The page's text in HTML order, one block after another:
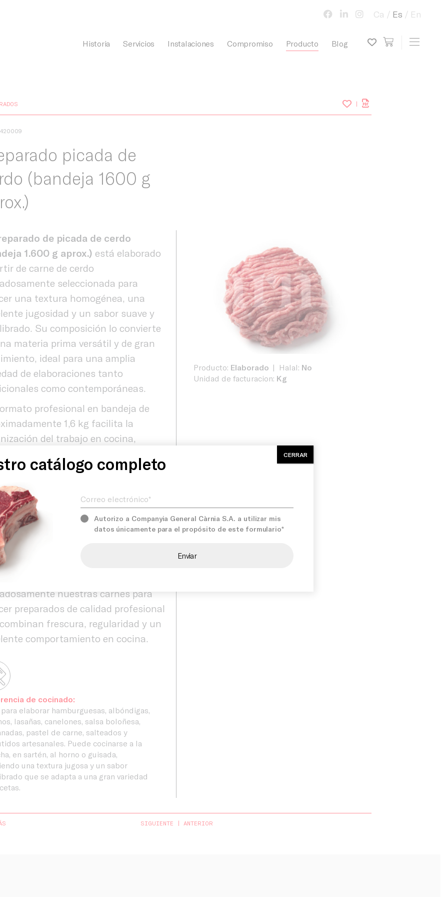
Historia Servicios Instalaciones Compromiso Producto Blog view cart
My wish list
Toggle
Ca Es En
Producto
Servicios
Compromiso
picada de
(bandeja 1600 g
de picada de cerdo
1.600 g aprox.) está elaborado
de carne de cerdo
seleccionada para
una textura homogénea, una
jugosidad y un sabor suave y
Su composición lo convierte
materia prima versátil y de gran
ideal para una amplia
de elaboraciones tanto
como contemporáneas.
profesional en bandeja de
1,6 kg facilita la
del trabajo en cocina,
una calidad constante en
preparación. Es una excelente
para restaurantes, hoteles,
colectividades, carnicerías y
que buscan una solución
y fiable para su producción
seleccionamos
nuestras carnes para
preparados de calidad profesional
frescura, regularidad y un
comportamiento en cocina.
de cocinado:
elaborar hamburguesas, albóndigas,
lasañas, canelones, salsa boloñesa,
pastel de carne, salteados y
artesanales. Puede cocinarse a la
en sartén, al horno o guisada,
una textura jugosa y un sabor
que se adapta a una gran variedad
Producto: Elaborado Halal: No
Unidad de facturacion: Kg
SIGUIENTE ANTERIOR
catálogo completo
Autorizo a Companyia General Càrnia S.A. a utilizar mis
datos únicamente para el propósito de este formulario*
CERRAR